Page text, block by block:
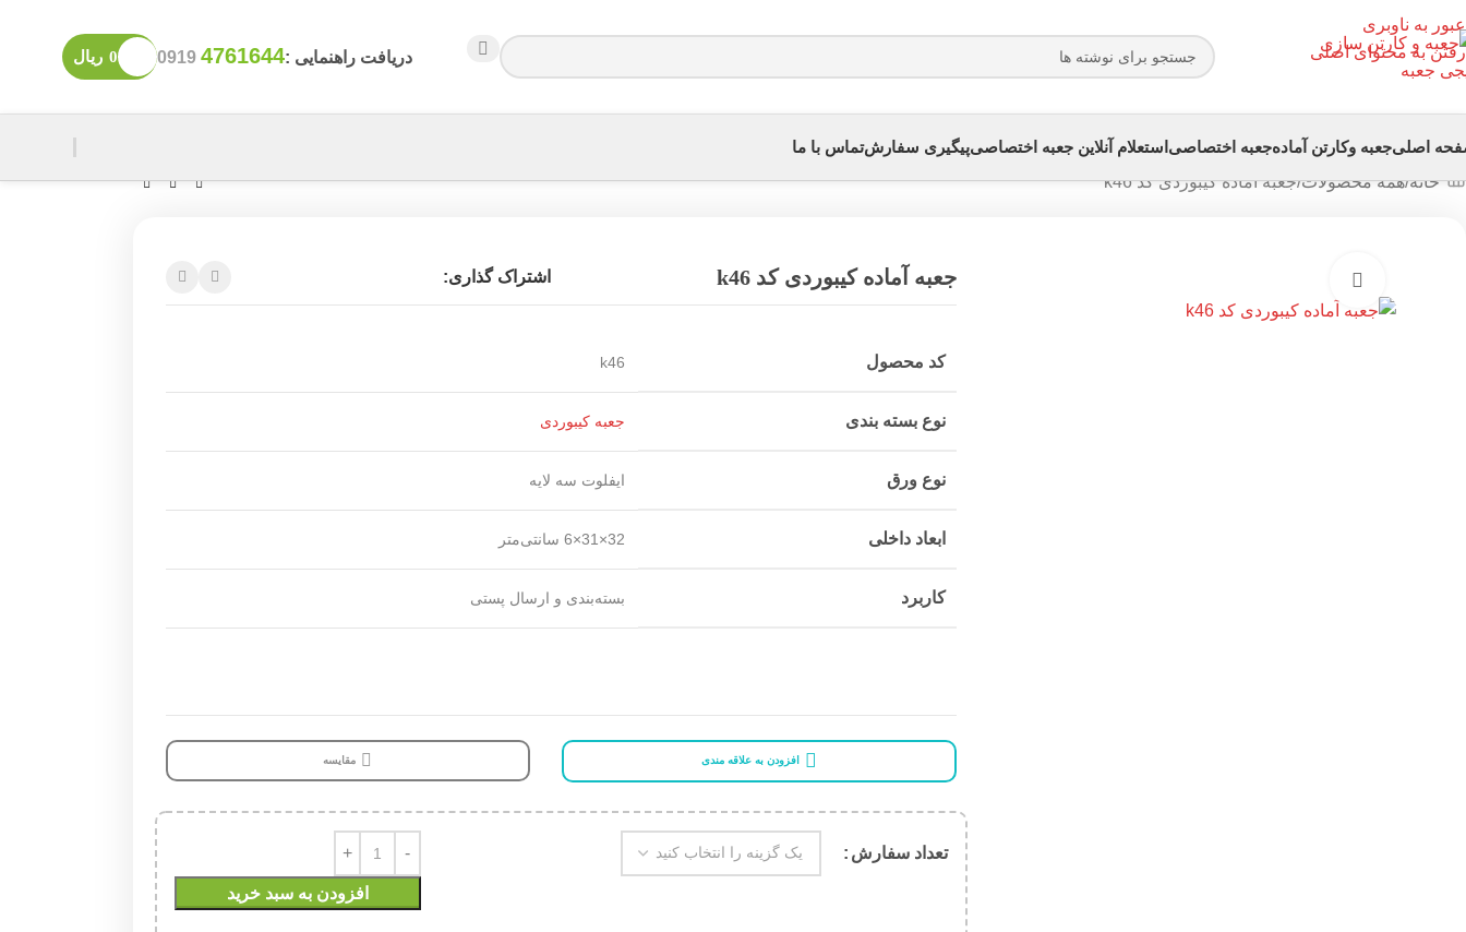
عبور به ناوبری
رفتن به محتوای اصلی
دریافت راهنمایی :4761644
0919
0 ریال
اصلیجعبه وکارتن آمادهجعبه اختصاصی استعلام آنلاین جعبه اختصاصیپیگیری سفارشتماس با ما
خانه همه محصولات جعبه آماده کیبوردی کد k46
جعبه آماده کیبوردی کد k46 اشتراک گذاری:
کد محصول k46
نوع بسته بندی جعبه کیبوردی
نوع ورق ایفلوت سه لایه
ابعاد داخلی 32×31×6 سانتی‌متر
کاربرد بسته‌بندی و ارسال پستی
افزودن به علاقه مندی مقایسه
تعداد سفارش
افزودن به سبد خرید